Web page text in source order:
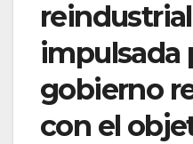
impulsada
gobierno
con el